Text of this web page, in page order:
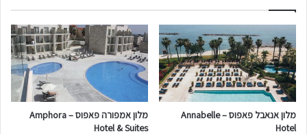
מ
ל
צ
ו
ל
כ
ל
מ
ה
צ
מלון אנאבל פאפוס – Annabelle
Hotel
מלון אמפורה פאפוס – Amphora
Hotel & Suites